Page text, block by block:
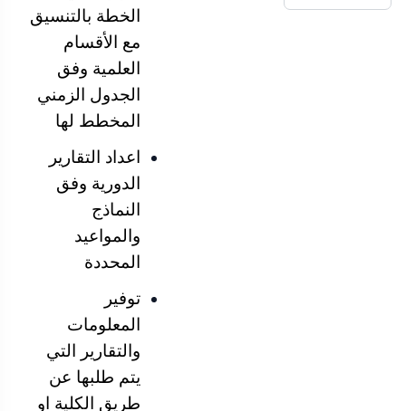
الخطة بالتنسيق
مع الأقسام
العلمية وفق
الجدول الزمني
المخطط لها
اعداد التقارير
الدورية وفق
النماذج
والمواعيد
المحددة
توفير
المعلومات
والتقارير التي
يتم طلبها عن
طريق الكلية او